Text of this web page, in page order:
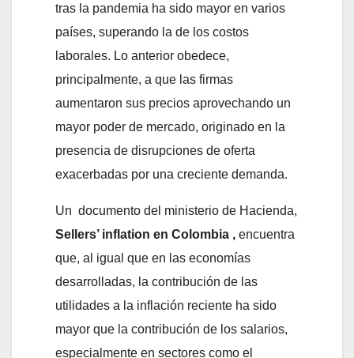
tras la pandemia ha sido mayor en varios
países, superando la de los costos
laborales. Lo anterior obedece,
principalmente, a que las firmas
aumentaron sus precios aprovechando un
mayor poder de mercado, originado en la
presencia de disrupciones de oferta
exacerbadas por una creciente demanda.
Un documento del ministerio de Hacienda,
Sellers’ inflation en Colombia , encuentra
que, al igual que en las economías
desarrolladas, la contribución de las
utilidades a la inflación reciente ha sido
mayor que la contribución de los salarios,
especialmente en sectores como el